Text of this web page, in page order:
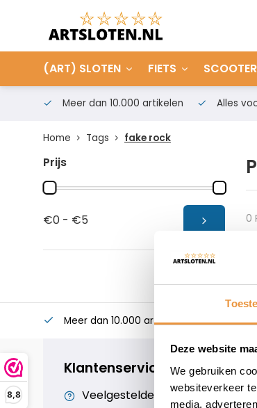
Deze website
We gebruiken
websiteverkeer
media,
8,8
(ART) SLOTEN FIETS SCOOTER
Meer dan 10.000 artikelen Alles
Home Tags fake rock
Prijs
€0 - €5 0
Meer dan 10.000 artikelen Alles
Klantenservice
Veelgestelde vragen